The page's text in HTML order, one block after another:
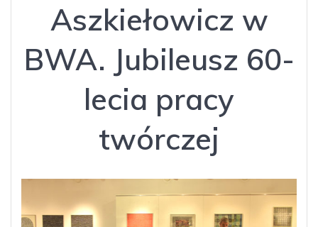
Aszkiełowicz w
BWA. Jubileusz 60-
lecia pracy
twórczej